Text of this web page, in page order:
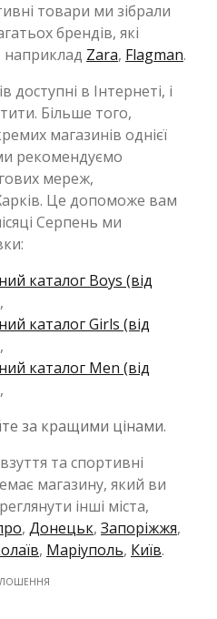
товари ми зібрали
брендів, які
наприклад Zara, Flagman.
доступні в Інтернеті, і
Більше того,
магазинів однієї
рекомендуємо
мереж,
Це допоможе вам
Серпень ми
каталог Boys (від
,
каталог Girls (від
,
каталог Men (від
,
за кращими цінами.
та спортивні
магазину, який ви
інші міста,
, Донецьк, Запоріжжя,
, Маріуполь, Київ.